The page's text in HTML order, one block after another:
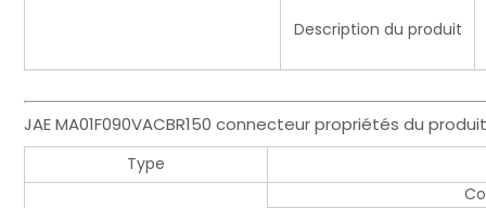
Description du produit
JAE MA01F090VACBR150 connecteur propriétés du
Type